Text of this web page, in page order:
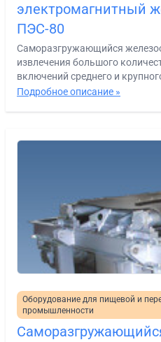
электромагнитный
ПЭС-80
Саморазгружающийся
извлечения большого
включений среднего и
Подробное описание »
Оборудование для пищевой и
промышленности